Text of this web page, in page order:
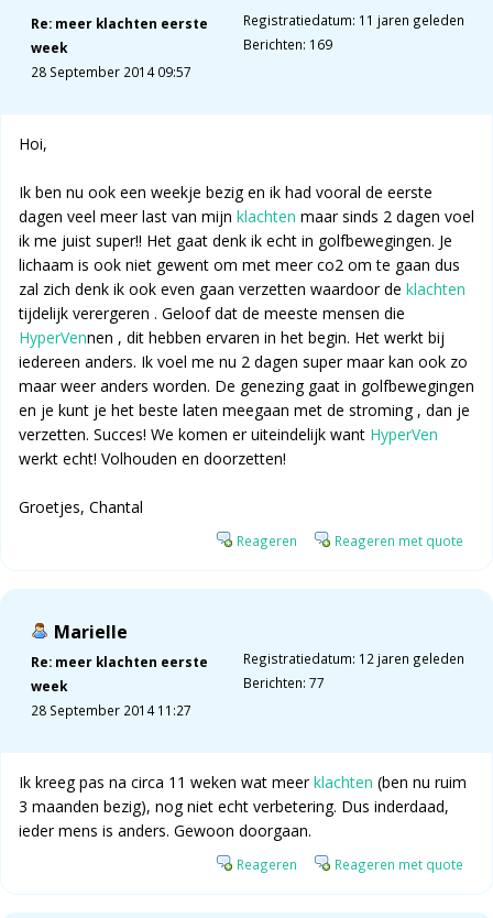
Re: meer klachten eerste
week
28 September 2014 09:57
Registratiedatum: 11 jaren geleden
Berichten: 169
Hoi,
Ik ben nu ook een weekje bezig en ik had vooral de eerste
dagen veel meer last van mijn klachten maar sinds 2 dagen voel
ik me juist super!! Het gaat denk ik echt in golfbewegingen. Je
lichaam is ook niet gewent om met meer co2 om te gaan dus
zal zich denk ik ook even gaan verzetten waardoor de klachten
tijdelijk verergeren . Geloof dat de meeste mensen die
HyperVennen , dit hebben ervaren in het begin. Het werkt bij
iedereen anders. Ik voel me nu 2 dagen super maar kan ook zo
maar weer anders worden. De genezing gaat in golfbewegingen
en je kunt je het beste laten meegaan met de stroming , dan je
verzetten. Succes! We komen er uiteindelijk want HyperVen
werkt echt! Volhouden en doorzetten!
Groetjes, Chantal
Reageren Reageren met quote
Marielle
Re: meer klachten eerste
week
28 September 2014 11:27
Registratiedatum: 12 jaren geleden
Berichten: 77
Ik kreeg pas na circa 11 weken wat meerklachten (ben nu ruim
3 maanden bezig), nog niet echt verbetering. Dus inderdaad,
ieder mens is anders. Gewoon doorgaan.
Reageren Reageren met quote